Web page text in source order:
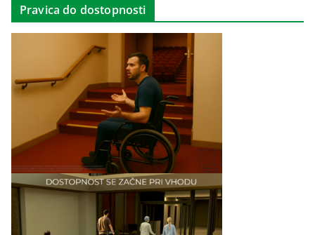
Pravica do dostopnosti